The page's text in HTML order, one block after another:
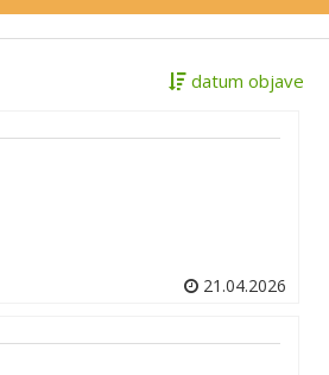
datum objave
21.04.2026